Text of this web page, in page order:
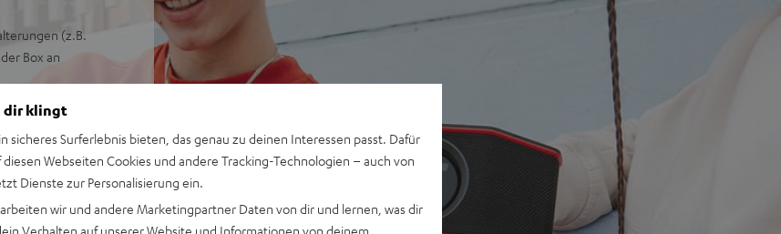
(z.B.
Box an
erhältlich in
GO
dir klingt
sicheres Surferlebnis bieten, das genau zu deinen Interessen passt. Dafür
Webseiten Cookies und andere Tracking-Technologien – auch von
Dienste zur Personalisierung ein.
wir und andere Marketingpartner Daten von dir und lernen, was dir
Verhalten auf unserer Website und Informationen von deinem